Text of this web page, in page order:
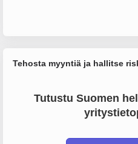
Tehosta myyntiä ja hallitse
Tutustu Suomen